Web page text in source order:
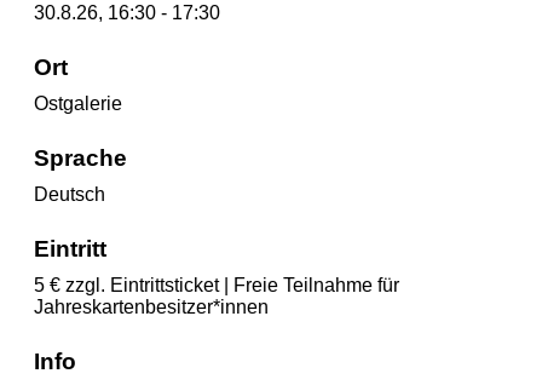
30.8.26, 16:30 - 17:30
Ort
Ostgalerie
Sprache
Deutsch
Eintritt
5 € zzgl. Eintrittsticket | Freie Teilnahme für
Jahreskartenbesitzer*innen
Info